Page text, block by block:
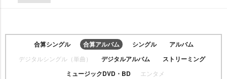
合算シングル 合算アルバム シングル アルバム
デジタルシングル（単曲） デジタルアルバム
ストリーミング
ミュージックDVD・BD
エンタメ